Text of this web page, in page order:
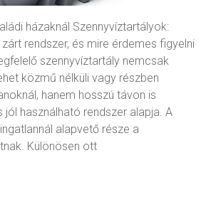
házaknál Szennyvíztartályok:
rendszer, és mire érdemes figyelni
szennyvíztartály nemcsak
közmű nélküli vagy részben
hanem hosszú távon is
jól használható rendszer alapja. A
alapvető része a
Különösen ott